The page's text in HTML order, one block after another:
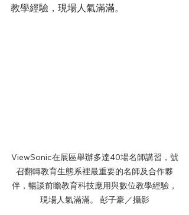
教學經驗，現場人氣滿滿。
ViewSonic在展區舉辦多達40場名師講習，號
召翻轉教育生態系裡最重要的名師及合作夥
伴，暢談前瞻教育科技應用與數位教學經驗，
現場人氣滿滿。 彭子豪／攝影